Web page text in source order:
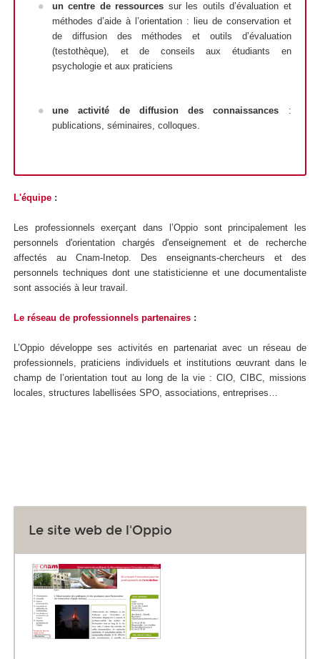
un centre de ressources sur les outils d’évaluation et
méthodes d’aide à l’orientation : lieu de conservation et
de diffusion des méthodes et outils d’évaluation
(testothèque), et de conseils aux étudiants en
psychologie et aux praticiens
une activité de diffusion des connaissances :
publications, séminaires, colloques.
L'équipe :
Les professionnels exerçant dans l’Oppio sont principalement les
personnels d'orientation chargés d'enseignement et de recherche
affectés au Cnam-Inetop. Des enseignants-chercheurs et des
personnels techniques dont une statisticienne et une documentaliste
sont associés à leur travail.
Le réseau de professionnels partenaires :
L’Oppio développe ses activités en partenariat avec un réseau de
professionnels, praticiens individuels et institutions œuvrant dans le
champ de l’orientation tout au long de la vie : CIO, CIBC, missions
locales, structures labellisées SPO, associations, entreprises…
Le site web de l'Oppio